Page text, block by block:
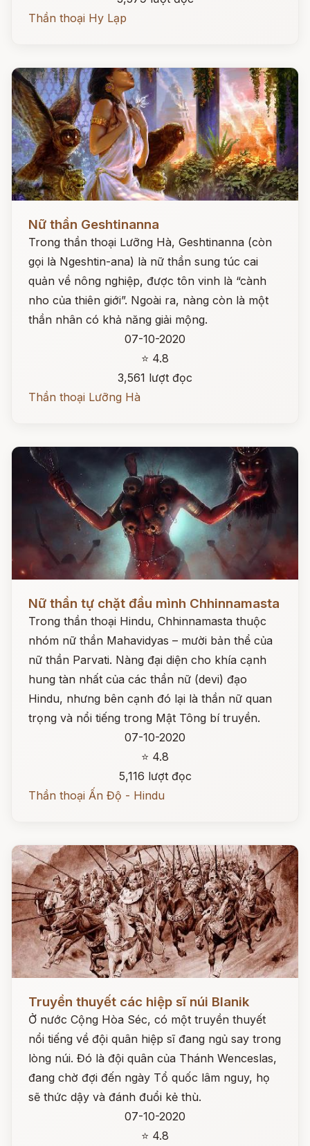
Thần thoại Hy Lạp
Nữ thần Geshtinanna
Trong thần thoại Lưỡng Hà, Geshtinanna (còn
gọi là Ngeshtin-ana) là nữ thần sung túc cai
quản về nông nghiệp, được tôn vinh là “cành
nho của thiên giới”. Ngoài ra, nàng còn là một
thần nhân có khả năng giải mộng.
07-10-2020
⭐ 4.8
3,561 lượt đọc
Thần thoại Lưỡng Hà
Nữ thần tự chặt đầu mình Chhinnamasta
Trong thần thoại Hindu, Chhinnamasta thuộc
nhóm nữ thần Mahavidyas – mười bản thể của
nữ thần Parvati. Nàng đại diện cho khía cạnh
hung tàn nhất của các thần nữ (devi) đạo
Hindu, nhưng bên cạnh đó lại là thần nữ quan
trọng và nổi tiếng trong Mật Tông bí truyền.
07-10-2020
⭐ 4.8
5,116 lượt đọc
Thần thoại Ấn Độ - Hindu
Đọc ngay
Truyền thuyết các hiệp sĩ núi Blanik
Ở nước Cộng Hòa Séc, có một truyền thuyết
nổi tiếng về đội quân hiệp sĩ đang ngủ say trong
lòng núi. Đó là đội quân của Thánh Wenceslas,
đang chờ đợi đến ngày Tổ quốc lâm nguy, họ
sẽ thức dậy và đánh đuổi kẻ thù.
07-10-2020
⭐ 4.8